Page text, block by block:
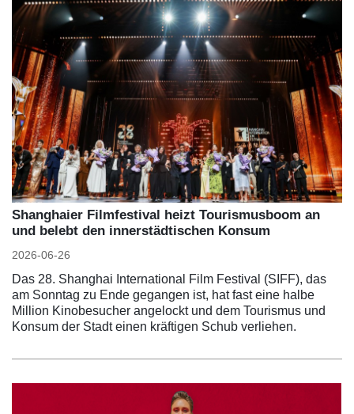
Shanghaier Filmfestival heizt Tourismusboom an
und belebt den innerstädtischen Konsum
2026-06-26
Das 28. Shanghai International Film Festival (SIFF), das
am Sonntag zu Ende gegangen ist, hat fast eine halbe
Million Kinobesucher angelockt und dem Tourismus und
Konsum der Stadt einen kräftigen Schub verliehen.